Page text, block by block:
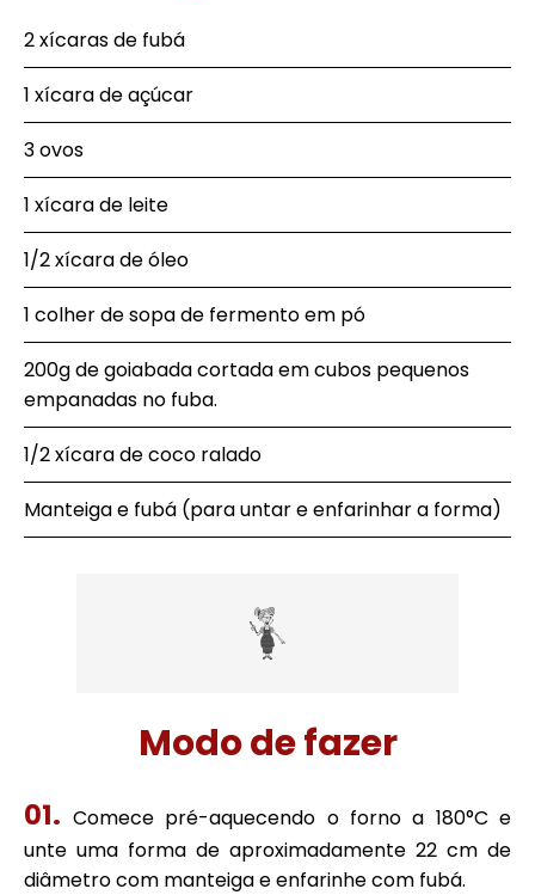
2 xícaras de fubá
1 xícara de açúcar
3 ovos
1 xícara de leite
1/2 xícara de óleo
1 colher de sopa de fermento em pó
200g de goiabada cortada em cubos pequenos
empanadas no fuba.
1/2 xícara de coco ralado
Manteiga e fubá (para untar e enfarinhar a forma)
Modo de fazer
Comece pré-aquecendo o forno a 180°C e
unte uma forma de aproximadamente 22 cm de
diâmetro com manteiga e enfarinhe com fubá.